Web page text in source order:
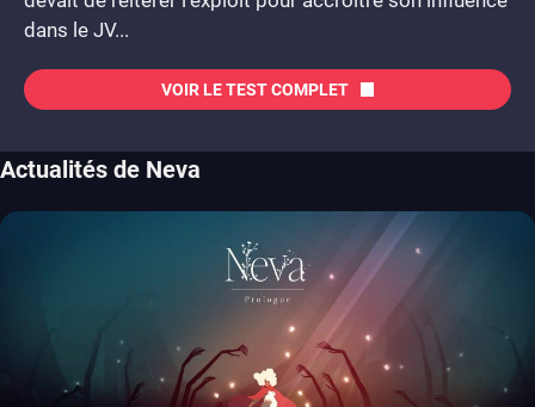
dans le JV...
VOIR LE TEST COMPLET
Actualités de Neva